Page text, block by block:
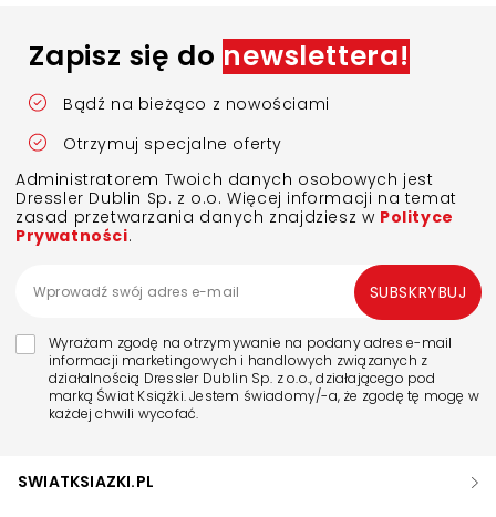
Zapisz się do newslettera!
Bądź na bieżąco z nowościami
Otrzymuj specjalne oferty
Administratorem Twoich danych osobowych jest
Dressler Dublin Sp. z o.o. Więcej informacji na temat
zasad przetwarzania danych znajdziesz w Polityce
Prywatności.
Wyrażam zgodę na otrzymywanie na podany adres e-mail
informacji marketingowych i handlowych związanych z
działalnością Dressler Dublin Sp. z o.o., działającego pod
marką Świat Książki. Jestem świadomy/-a, że zgodę tę mogę w
każdej chwili wycofać.
SUBSKRYBUJ
SWIATKSIAZKI.PL